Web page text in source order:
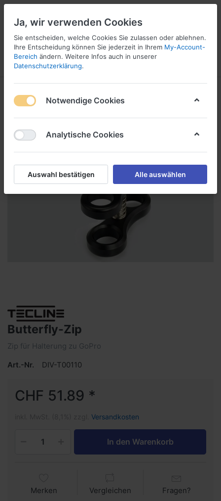
Menü Anmelden
Butterfly-Zip
Zip für Halterung zu GoPro
Art.-Nr.
DIV-T00110
CHF 51.89 *
Versandkosten
In den Warenkorb
Merken Vergleichen Fragen?
Ja, wir verwenden Cookies
Sie entscheiden, welche Cookies Sie zulassen oder ablehnen.
Ihre Entscheidung können Sie jederzeit in Ihrem My-Account-
Bereich ändern. Weitere Infos auch in unserer
Datenschutzerklärung.
Notwendige Cookies
Analytische Cookies
Auswahl bestätigen Alle auswählen